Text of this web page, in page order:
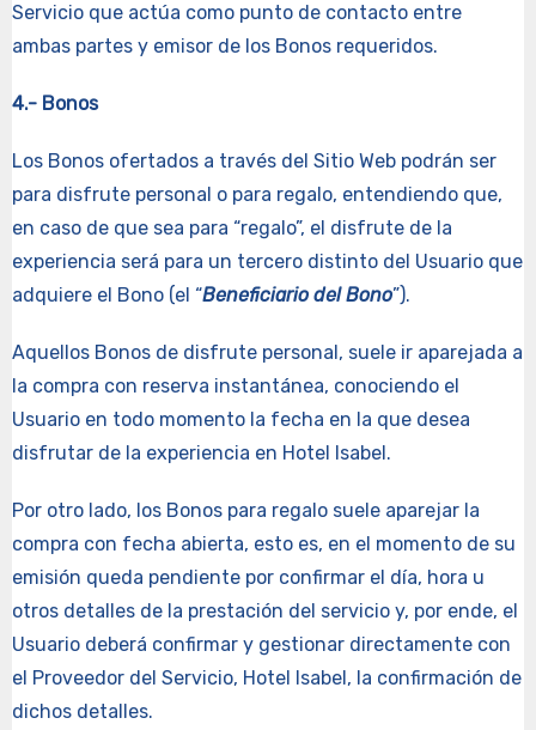
Servicio que actúa como punto de contacto entre
ambas partes y emisor de los Bonos requeridos.
4.- Bonos
Los Bonos ofertados a través del Sitio Web podrán ser
para disfrute personal o para regalo, entendiendo que,
en caso de que sea para “regalo”, el disfrute de la
experiencia será para un tercero distinto del Usuario que
adquiere el Bono (el “Beneficiario del Bono”).
Aquellos Bonos de disfrute personal, suele ir aparejada a
la compra con reserva instantánea, conociendo el
Usuario en todo momento la fecha en la que desea
disfrutar de la experiencia en Hotel Isabel.
Por otro lado, los Bonos para regalo suele aparejar la
compra con fecha abierta, esto es, en el momento de su
emisión queda pendiente por confirmar el día, hora u
otros detalles de la prestación del servicio y, por ende, el
Usuario deberá confirmar y gestionar directamente con
el Proveedor del Servicio, Hotel Isabel, la confirmación de
dichos detalles.